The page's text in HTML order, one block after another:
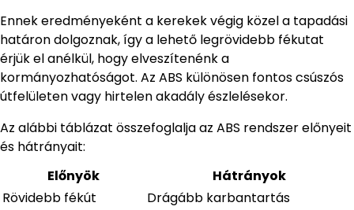
Ennek eredményeként a kerekek végig közel a tapadási
határon dolgoznak, így a lehető legrövidebb fékutat
érjük el anélkül, hogy elveszítenénk a
kormányozhatóságot. Az ABS különösen fontos csúszós
útfelületen vagy hirtelen akadály észlelésekor.
Az alábbi táblázat összefoglalja az ABS rendszer előnyeit
és hátrányait:
Előnyök
Hátrányok
Rövidebb fékút
Drágább karbantartás